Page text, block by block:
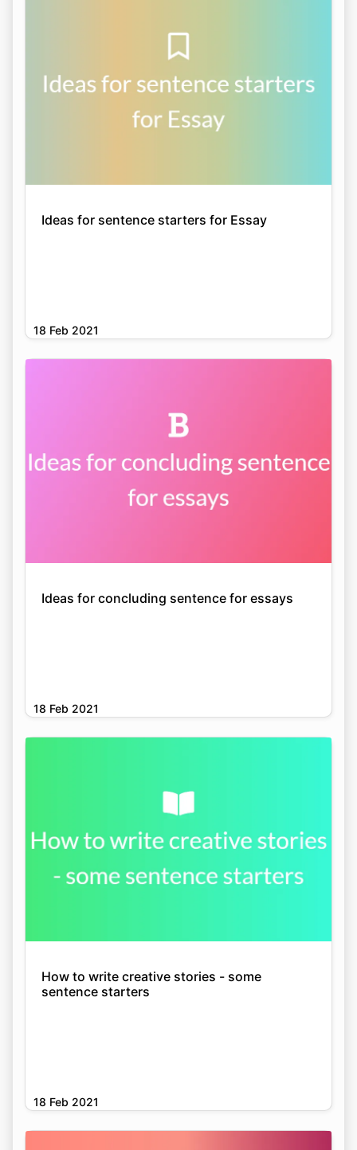
Ideas for sentence starters for Essay
18 Feb 2021
Ideas for concluding sentence for essays
18 Feb 2021
How to write creative stories - some
sentence starters
18 Feb 2021